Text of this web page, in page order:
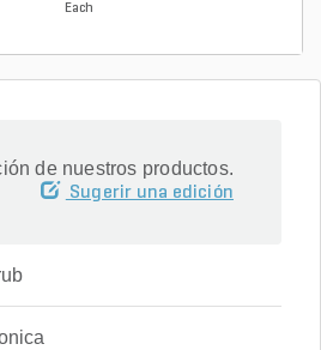
Each
de nuestros productos.
Sugerir una edición